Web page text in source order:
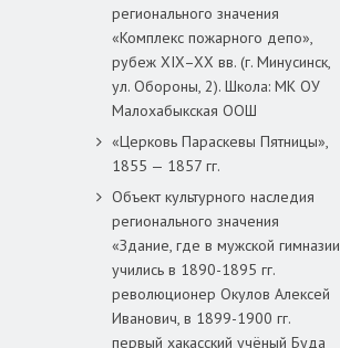
регионального значения
«Комплекс пожарного депо»,
рубеж XIX–XX вв. (г. Минусинск,
ул. Обороны, 2). Школа: МК ОУ
Малохабыкская ООШ
«Церковь Параскевы Пятницы»,
1855 — 1857 гг.
Объект культурного наследия
регионального значения
«Здание, где в мужской гимназии
учились в 1890-1895 гг.
революционер Окулов Алексей
Иванович, в 1899-1900 гг.
первый хакасский учёный Буда